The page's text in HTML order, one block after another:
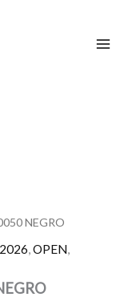
NEGRO
,OPEN,